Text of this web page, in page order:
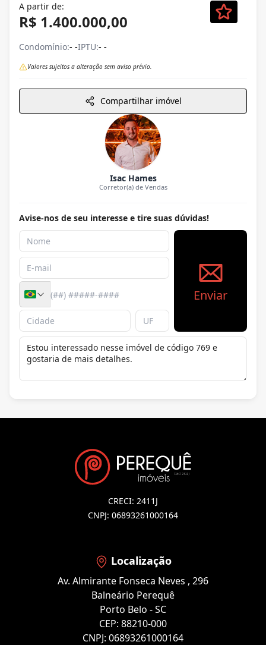
A partir de:
R$ 1.400.000,00
Condomínio:- -IPTU:- -
Valores sujeitos a alteração sem aviso prévio.
Compartilhar imóvel
Isac Hames
Corretor(a) de Vendas
Avise-nos de seu interesse e tire suas dúvidas!
Enviar
CRECI: 2411J
CNPJ: 06893261000164
Localização
Av. Almirante Fonseca Neves , 296
Balneário Perequê
Porto Belo - SC
CEP: 88210-000
CNPJ: 06893261000164